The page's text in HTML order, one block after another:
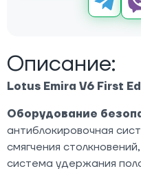
Описание:
Lotus Emira V6 First
Оборудование
антиблокировочная
смягчения
система удержания